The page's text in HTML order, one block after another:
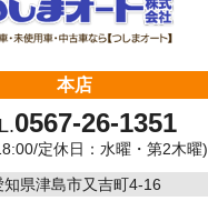
本店
0567-26-1351
定休日：水曜・第2木曜)
知県津島市又吉町4-16